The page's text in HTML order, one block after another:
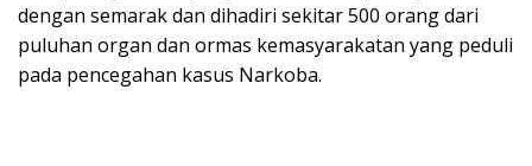
dengan semarak dan dihadiri sekitar 500 orang dari
puluhan organ dan ormas kemasyarakatan yang peduli
pada pencegahan kasus Narkoba.